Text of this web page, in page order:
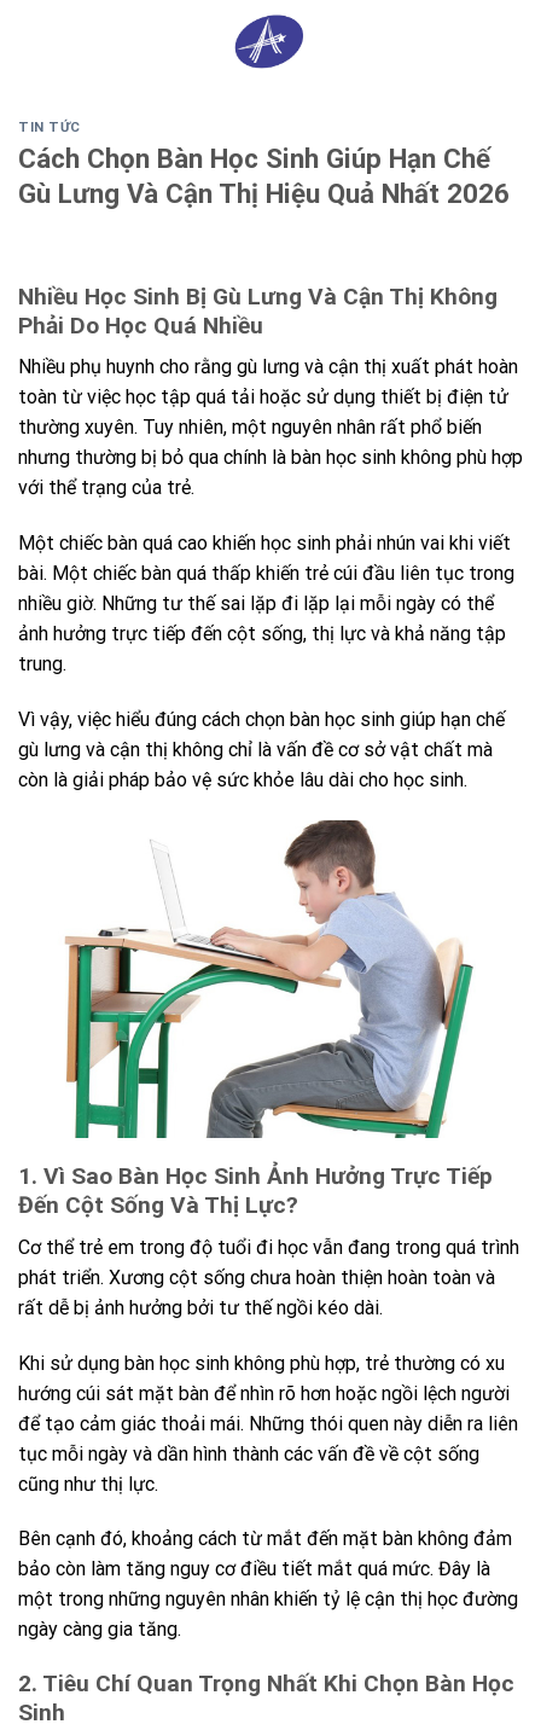
TIN TỨC
Cách Chọn Bàn Học Sinh Giúp Hạn Chế
Gù Lưng Và Cận Thị Hiệu Quả Nhất 2026
Nhiều Học Sinh Bị Gù Lưng Và Cận Thị Không
Phải Do Học Quá Nhiều
Nhiều phụ huynh cho rằng gù lưng và cận thị xuất phát hoàn
toàn từ việc học tập quá tải hoặc sử dụng thiết bị điện tử
thường xuyên. Tuy nhiên, một nguyên nhân rất phổ biến
nhưng thường bị bỏ qua chính là bàn học sinh không phù hợp
với thể trạng của trẻ.
Một chiếc bàn quá cao khiến học sinh phải nhún vai khi viết
bài. Một chiếc bàn quá thấp khiến trẻ cúi đầu liên tục trong
nhiều giờ. Những tư thế sai lặp đi lặp lại mỗi ngày có thể
ảnh hưởng trực tiếp đến cột sống, thị lực và khả năng tập
trung.
Vì vậy, việc hiểu đúng cách chọn bàn học sinh giúp hạn chế
gù lưng và cận thị không chỉ là vấn đề cơ sở vật chất mà
còn là giải pháp bảo vệ sức khỏe lâu dài cho học sinh.
1. Vì Sao Bàn Học Sinh Ảnh Hưởng Trực Tiếp
Đến Cột Sống Và Thị Lực?
Cơ thể trẻ em trong độ tuổi đi học vẫn đang trong quá trình
phát triển. Xương cột sống chưa hoàn thiện hoàn toàn và
rất dễ bị ảnh hưởng bởi tư thế ngồi kéo dài.
Khi sử dụng bàn học sinh không phù hợp, trẻ thường có xu
hướng cúi sát mặt bàn để nhìn rõ hơn hoặc ngồi lệch người
để tạo cảm giác thoải mái. Những thói quen này diễn ra liên
tục mỗi ngày và dần hình thành các vấn đề về cột sống
cũng như thị lực.
Bên cạnh đó, khoảng cách từ mắt đến mặt bàn không đảm
bảo còn làm tăng nguy cơ điều tiết mắt quá mức. Đây là
một trong những nguyên nhân khiến tỷ lệ cận thị học đường
ngày càng gia tăng.
2. Tiêu Chí Quan Trọng Nhất Khi Chọn Bàn Học
Sinh